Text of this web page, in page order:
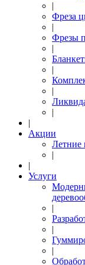
|
Фреза
|
Фрезы
|
|
|
|
|
Акции
Летние
|
|
Услуги
|
|
|